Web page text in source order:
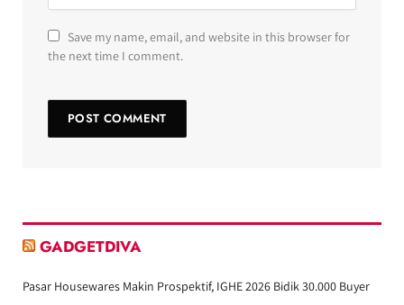
Save my name, email, and website in this browser for
the next time I comment.
GADGETDIVA
Pasar Housewares Makin Prospektif, IGHE 2026 Bidik 30.000 Buyer